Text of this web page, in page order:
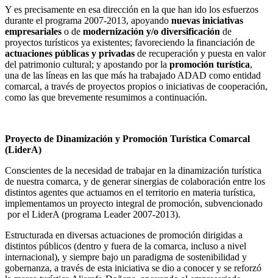
Y es precisamente en esa dirección en la que han ido los esfuerzos
durante el programa 2007-2013, apoyando nuevas iniciativas
empresariales o de modernización y/o diversificación de
proyectos turísticos ya existentes; favoreciendo la financiación de
actuaciones públicas y privadas de recuperación y puesta en valor
del patrimonio cultural; y apostando por la promoción turística,
una de las líneas en las que más ha trabajado ADAD como entidad
comarcal, a través de proyectos propios o iniciativas de cooperación,
como las que brevemente resumimos a continuación.
Proyecto de Dinamización y Promoción Turística Comarcal
(LiderA)
Conscientes de la necesidad de trabajar en la dinamización turística
de nuestra comarca, y de generar sinergias de colaboración entre los
distintos agentes que actuamos en el territorio en materia turística,
implementamos un proyecto integral de promoción, subvencionado
por el LiderA (programa Leader 2007-2013).
Estructurada en diversas actuaciones de promoción dirigidas a
distintos públicos (dentro y fuera de la comarca, incluso a nivel
internacional), y siempre bajo un paradigma de sostenibilidad y
gobernanza, a través de esta iniciativa se dio a conocer y se reforzó